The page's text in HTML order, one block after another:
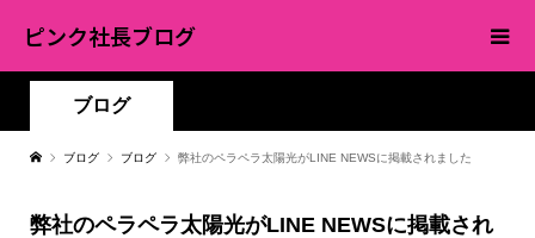
ピンク社長ブログ
ブログ
ブログ ブログ 弊社のペラペラ太陽光がLINE NEWSに掲載されました
弊社のペラペラ太陽光がLINE NEWSに掲載され